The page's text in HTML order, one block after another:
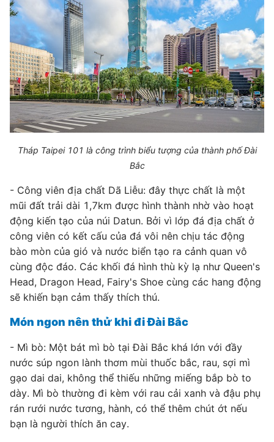
Tháp Taipei 101 là công trình biểu tượng của thành phố Đài
Bắc
- Công viên địa chất Dã Liễu: đây thực chất là một
mũi đất trải dài 1,7km được hình thành nhờ vào hoạt
động kiến tạo của núi Datun. Bởi vì lớp đá địa chất ở
công viên có kết cấu của đá vôi nên chịu tác động
bào mòn của gió và nước biển tạo ra cảnh quan vô
cùng độc đáo. Các khối đá hình thù kỳ lạ như Queen's
Head, Dragon Head, Fairy's Shoe cùng các hang động
sẽ khiến bạn cảm thấy thích thú.
Món ngon nên thử khi đi Đài Bắc
- Mì bò: Một bát mì bò tại Đài Bắc khá lớn với đầy
nước súp ngon lành thơm mùi thuốc bắc, rau, sợi mì
gạo dai dai, không thể thiếu những miếng bắp bò to
dày. Mì bò thường đi kèm với rau cải xanh và đậu phụ
rán rưới nước tương, hành, có thể thêm chút ớt nếu
bạn là người thích ăn cay.